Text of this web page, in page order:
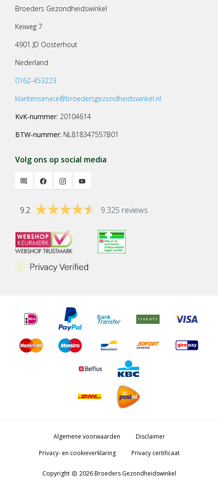
Broeders Gezondheidswinkel
Keiweg 7
4901 JD Oosterhout
Nederland
0162-453223
klantenservice@broedersgezondheidswinkel.nl
KvK-nummer: 20104614
BTW-nummer: NL818347557B01
Volg ons op social media
9.2 9.325 reviews
Algemene voorwaarden
Disclaimer
Privacy- en cookieverklaring
Privacy certificaat
Copyright copyright 2026 Broeders Gezondheidswinkel